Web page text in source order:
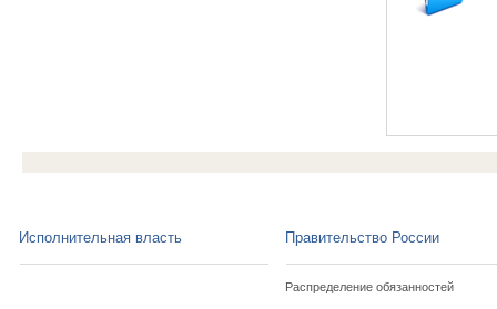
Исполнительная власть Правительство России
Распределение обязанностей